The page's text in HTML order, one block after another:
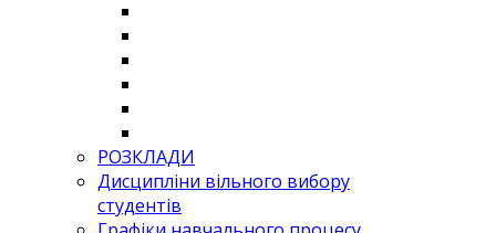
РОЗКЛАДИ
Дисципліни вільного вибору
студентів